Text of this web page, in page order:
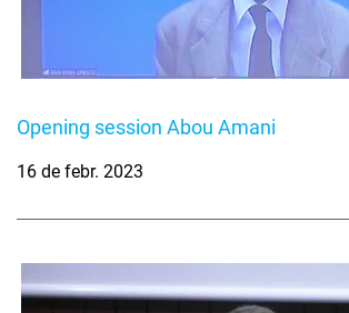
Opening session Abou Amani
16 de febr. 2023